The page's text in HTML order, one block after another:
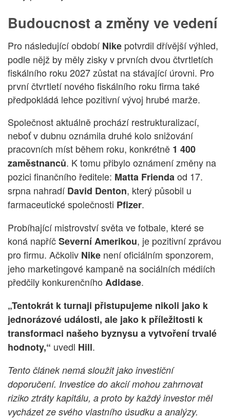
Budoucnost a změny ve vedení
Pro následující obdobíNike potvrdil dřívější výhled,
podle nějž by měly zisky v prvních dvou čtvrtletích
fiskálního roku 2027 zůstat na stávající úrovni. Pro
první čtvrtletí nového fiskálního roku firma také
předpokládá lehce pozitivní vývoj hrubé marže.
Společnost aktuálně prochází restrukturalizací,
neboť v dubnu oznámila druhé kolo snižování
pracovních míst během roku, konkrétně 1 400
zaměstnanců. K tomu přibylo oznámení změny na
pozici finančního ředitele: Matta Friendaod 17.
srpna nahradíDavid Denton, který působil u
farmaceutické společnosti Pfizer.
Probíhající mistrovství světa ve fotbale, které se
koná napříčSeverní Amerikou, je pozitivní zprávou
pro firmu. Ačkoliv Nike není oficiálním sponzorem,
jeho marketingové kampaně na sociálních médiích
předčily konkurenčního Adidase.
„Tentokrát k turnaji přistupujeme nikoli jako k
jednorázové události, ale jako k příležitosti k
transformaci našeho byznysu a vytvoření trvalé
hodnoty,“ uvedl Hill.
Tento článek nemá sloužit jako investiční
doporučení. Investice do akcií mohou zahrnovat
riziko ztráty kapitálu, a proto by každý investor měl
vycházet ze svého vlastního úsudku a analýzy.